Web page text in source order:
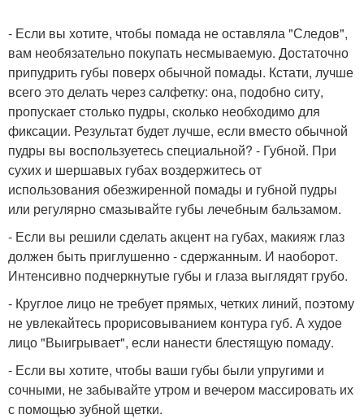
- Если вы хотите, чтобы помада не оставляла "Следов",
вам необязательно покупать несмываемую. Достаточно
припудрить губы поверх обычной помады. Кстати, лучше
всего это делать через салфетку: она, подобно ситу,
пропускает столько пудры, сколько необходимо для
фиксации. Результат будет лучше, если вместо обычной
пудры вы воспользуетесь специальной? - Губной. При
сухих и шершавых губах воздержитесь от
использования обезжиренной помады и губной пудры
или регулярно смазывайте губы лечебным бальзамом.
- Если вы решили сделать акцент на губах, макияж глаз
должен быть приглушенно - сдержанным. И наоборот.
Интенсивно подчеркнутые губы и глаза выглядят грубо.
- Круглое лицо не требует прямых, четких линий, поэтому
не увлекайтесь прорисовыванием контура губ. А худое
лицо "Выигрывает", если нанести блестящую помаду.
- Если вы хотите, чтобы ваши губы были упругими и
сочными, не забывайте утром и вечером массировать их
с помощью зубной щетки.